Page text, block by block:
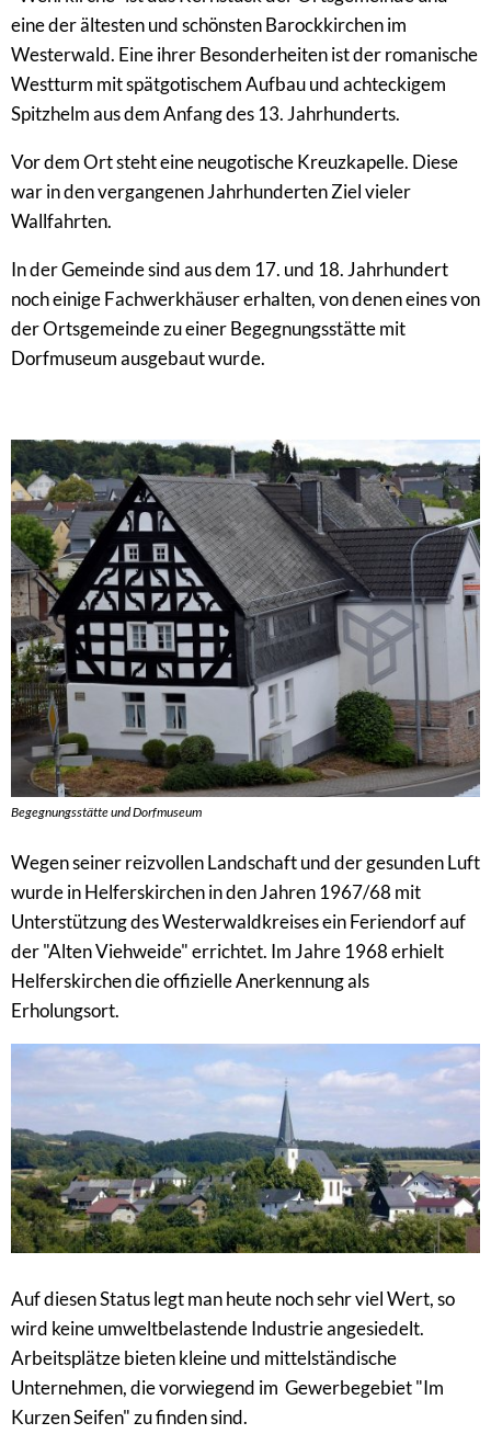
eine der ältesten und schönsten Barockkirchen im
Westerwald. Eine ihrer Besonderheiten ist der romanische
Westturm mit spätgotischem Aufbau und achteckigem
Spitzhelm aus dem Anfang des 13. Jahrhunderts.
Vor dem Ort steht eine neugotische Kreuzkapelle. Diese
war in den vergangenen Jahrhunderten Ziel vieler
Wallfahrten.
In der Gemeinde sind aus dem 17. und 18. Jahrhundert
noch einige Fachwerkhäuser erhalten, von denen eines von
der Ortsgemeinde zu einer Begegnungsstätte mit
Dorfmuseum ausgebaut wurde.
Begegnungsstätte und Dorfmuseum
Wegen seiner reizvollen Landschaft und der gesunden Luft
wurde in Helferskirchen in den Jahren 1967/68 mit
Unterstützung des Westerwaldkreises ein Feriendorf auf
der "Alten Viehweide" errichtet. Im Jahre 1968 erhielt
Helferskirchen die offizielle Anerkennung als
Erholungsort.
Auf diesen Status legt man heute noch sehr viel Wert, so
wird keine umweltbelastende Industrie angesiedelt.
Arbeitsplätze bieten kleine und mittelständische
Unternehmen, die vorwiegend im Gewerbegebiet "Im
Kurzen Seifen" zu finden sind.